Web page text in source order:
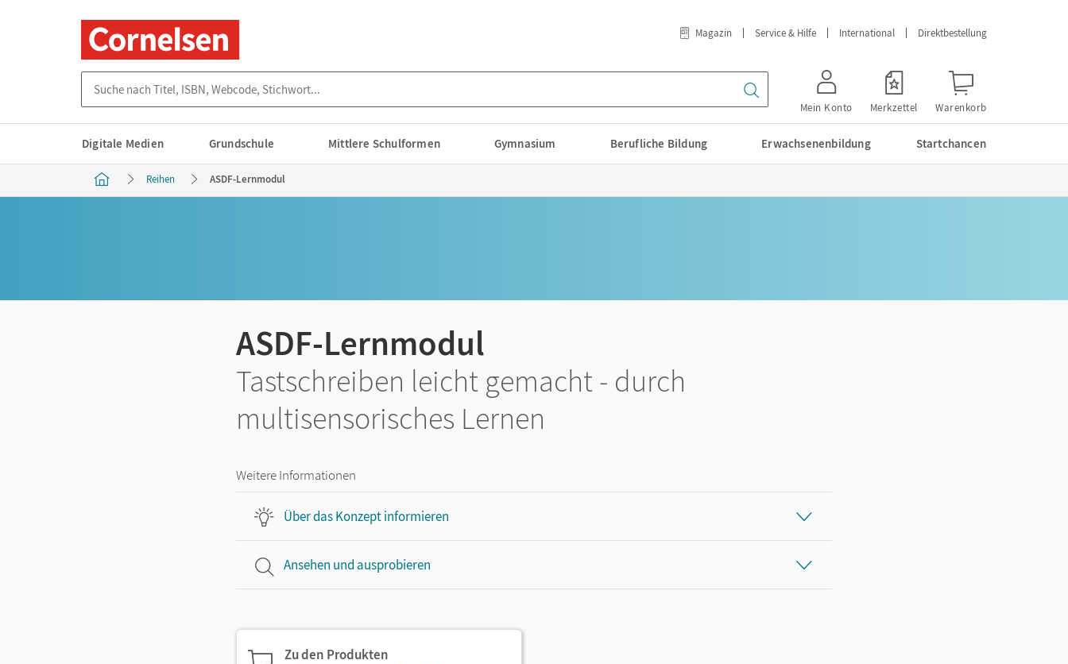
Magazin Service & Hilfe International Direktbestellung
Mein Konto Merkzettel Warenkorb
Digitale Medien Grundschule Mittlere Schulformen Gymnasium Berufliche Bildung Erwachsenenbildung Startchancen
Reihen ASDF-Lernmodul
ASDF-Lernmodul
Tastschreiben leicht gemacht - durch
multisensorisches Lernen
Weitere Informationen
Über das Konzept informieren
Ansehen und ausprobieren
Zu den Produkten